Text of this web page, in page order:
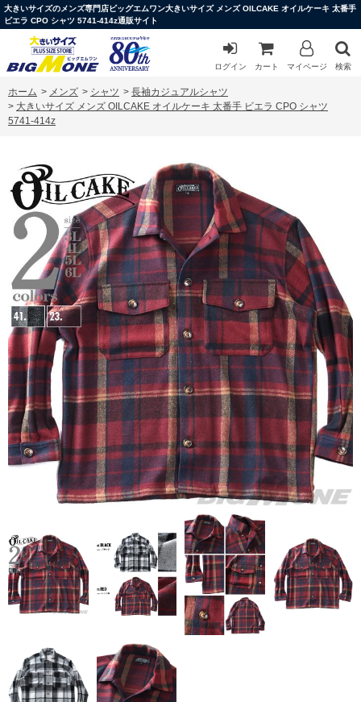
大きいサイズのメンズ専門店ビッグエムワン大きいサイズ メンズ OILCAKE オイルケーキ 太番手
ビエラ CPO シャツ 5741-414z通販サイト
ログイン カート マイページ 検索
ホーム > メンズ > シャツ > 長袖カジュアルシャツ
> 大きいサイズ メンズ OILCAKE オイルケーキ 太番手 ビエラ CPO シャツ
5741-414z